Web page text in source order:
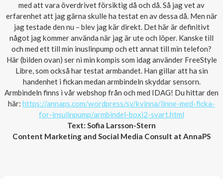
med att vara överdrivet försiktig då och då. Så jag vet av
erfarenhet att jag gärna skulle ha testat en av dessa då. Men när
jag testade den nu – blev jag kär direkt. Det här är definitivt
något jag kommer använda när jag är ute och löper. Kanske till
och med ett till min inuslinpump och ett annat till min telefon?
Här (bilden ovan) ser ni min kompis som idag använder FreeStyle
Libre, som också har testat armbandet. Han gillar att ha sin
handenhet i fickan medan armbindeln skyddar sensorn.
Armbindeln finns i vår webshop från och med IDAG! Du hittar den
här: https://annaps.com/wordpress/sv/kvinna/linne-med-ficka-
for-insulinpump/armbindel-boxi2-svart.html
Text: Sofia Larsson-Stern
Content Marketing and Social Media Consult at AnnaPS